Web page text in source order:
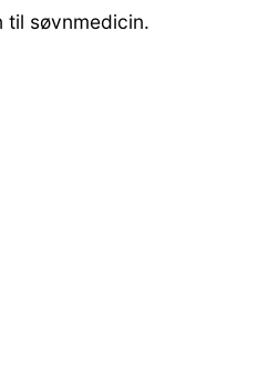
til søvnmedicin.